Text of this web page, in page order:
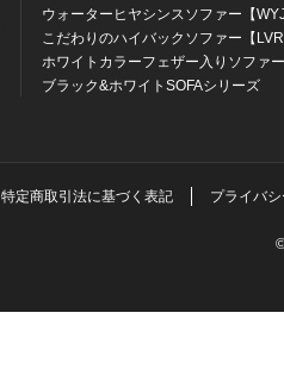
ウォーターヒヤシンスソファー【
こだわりのハイバックソファー【
ホワイトカラーフェザー入りソファ
ブラック&ホワイトSOFAシリーズ
特定商取引法に基づく表記 プライバ